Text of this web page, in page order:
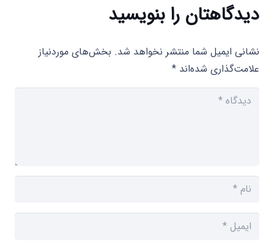
دیدگاهتان را بنویسید
نشانی ایمیل شما منتشر نخواهد شد. بخش‌های موردنیاز
علامت‌گذاری شده‌اند *